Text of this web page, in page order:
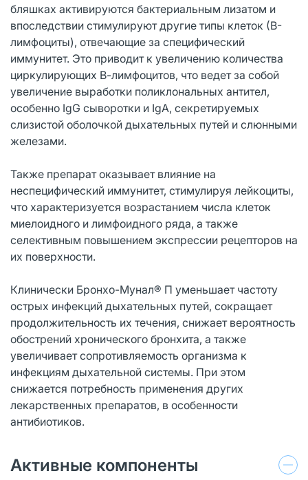
бляшках активируются бактериальным лизатом и
впоследствии стимулируют другие типы клеток (В-
лимфоциты), отвечающие за специфический
иммунитет. Это приводит к увеличению количества
циркулирующих В-лимфоцитов, что ведет за собой
увеличение выработки поликлональных антител,
особенно IgG сыворотки и IgA, секретируемых
слизистой оболочкой дыхательных путей и слюнными
железами.
Также препарат оказывает влияние на
неспецифический иммунитет, стимулируя лейкоциты,
что характеризуется возрастанием числа клеток
миелоидного и лимфоидного ряда, а также
селективным повышением экспрессии рецепторов на
их поверхности.
Клинически Бронхо-Мунал® П уменьшает частоту
острых инфекций дыхательных путей, сокращает
продолжительность их течения, снижает вероятность
обострений хронического бронхита, а также
увеличивает сопротивляемость организма к
инфекциям дыхательной системы. При этом
снижается потребность применения других
лекарственных препаратов, в особенности
антибиотиков.
Активные компоненты